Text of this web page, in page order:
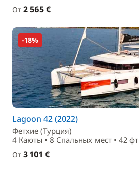
От 2 565 €
-18%
Lagoon 42 (2022)
Фетхие (Турция)
4 Каюты • 8 Спальныx мест • 42 фт
От 3 101 €